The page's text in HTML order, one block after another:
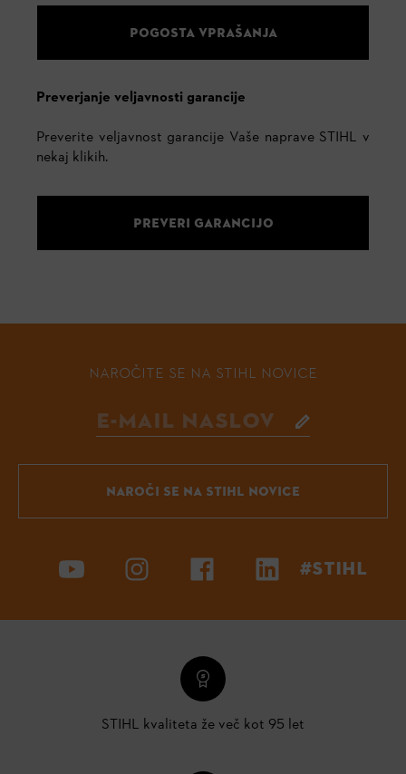
POGOSTA VPRAŠANJA
Preverjanje veljavnosti garancije
Preverite veljavnost garancije Vaše naprave STIHL v
nekaj klikih.
PREVERI GARANCIJO
NAROČITE SE NA STIHL NOVICE
NAROČI SE NA STIHL NOVICE
#STIHL
STIHL kvaliteta že več kot 95 let